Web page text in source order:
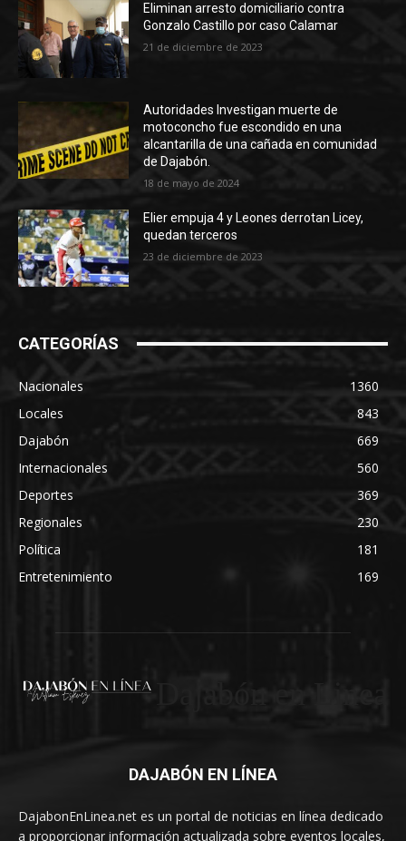
Eliminan arresto domiciliario contra
Gonzalo Castillo por caso Calamar
21 de diciembre de 2023
Autoridades Investigan muerte de
motoconcho fue escondido en una
alcantarilla de una cañada en comunidad
de Dajabón.
18 de mayo de 2024
Elier empuja 4 y Leones derrotan Licey,
quedan terceros
23 de diciembre de 2023
CATEGORÍAS
Nacionales
1360
Locales
843
Dajabón
669
Internacionales
560
Deportes
369
Regionales
230
Política
181
Entretenimiento
169
DAJABÓN EN LÍNEA
DajabonEnLinea.net es un portal de noticias en línea dedicado
a proporcionar información actualizada sobre eventos locales,